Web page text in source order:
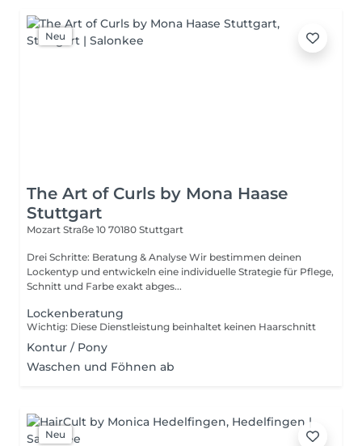
Neu
The Art of Curls by Mona Haase
Stuttgart
Mozart Straße 10 70180 Stuttgart
Drei Schritte: Beratung & Analyse Wir bestimmen deinen
Lockentyp und entwickeln eine individuelle Strategie für Pflege,
Schnitt und Farbe exakt abges...
Lockenberatung
Wichtig: Diese Dienstleistung beinhaltet keinen Haarschnitt
Kontur / Pony
Waschen und Föhnen ab
Neu